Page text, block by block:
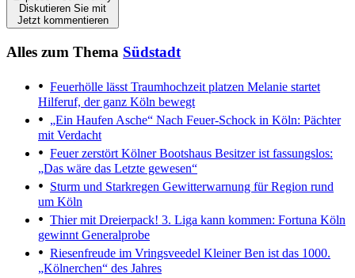
Diskutieren Sie mit
Jetzt kommentieren
Alles zum Thema Südstadt
Feuerhölle lässt Traumhochzeit platzen Melanie startet
Hilferuf, der ganz Köln bewegt
„Ein Haufen Asche“ Nach Feuer-Schock in Köln: Pächter
mit Verdacht
Feuer zerstört Kölner Bootshaus Besitzer ist fassungslos:
„Das wäre das Letzte gewesen“
Sturm und Starkregen Gewitterwarnung für Region rund
um Köln
Thier mit Dreierpack! 3. Liga kann kommen: Fortuna Köln
gewinnt Generalprobe
Riesenfreude im Vringsveedel Kleiner Ben ist das 1000.
„Kölnerchen“ des Jahres